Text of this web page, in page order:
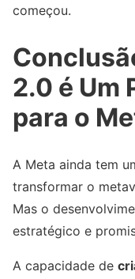
começou.
2.0 é Um
para o
A Meta ainda tem
transformar o
Mas o
estratégico e
A capacidade de